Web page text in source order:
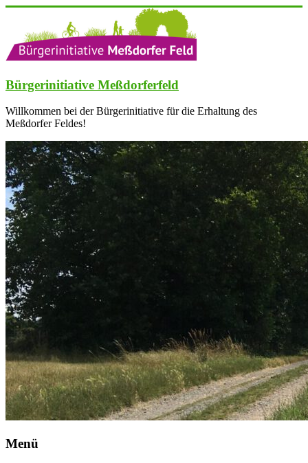
springen
Bürgerinitiative Meßdorferfeld
Willkommen bei der Bürgerinitiative für die Erhaltung des
Meßdorfer Feldes!
Menü